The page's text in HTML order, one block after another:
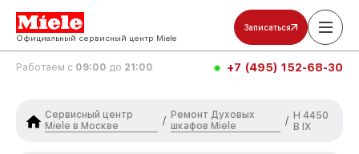
Официальный сервисный центр Miele
Записаться
Работаем с 09:00 до 21:00 +7 (495) 152-68-30
Сервисный центр
Miele в Москве
/
Ремонт Духовых
шкафов Miele
/ H 4450
B IX